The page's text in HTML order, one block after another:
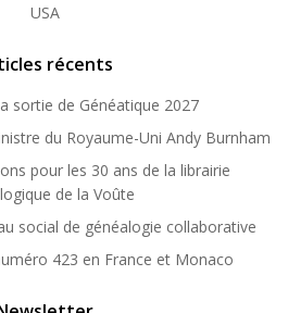
USA
récents
sortie de Généatique 2027
du Royaume-Uni Andy Burnham
pour les 30 ans de la librairie
de la Voûte
social de généalogie collaborative
423 en France et Monaco